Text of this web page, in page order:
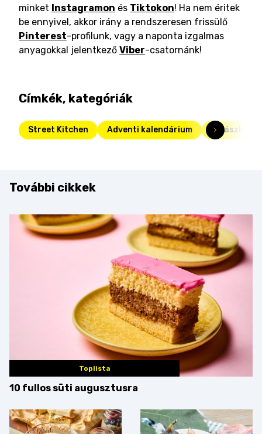
minket Instagramon és Tiktokon! Ha nem éritek
be ennyivel, akkor irány a rendszeresen frissülő
Pinterest-profilunk, vagy a naponta izgalmas
anyagokkal jelentkező Viber-csatornánk!
Címkék, kategóriák
Street Kitchen Adventi kalendárium halászlé
További cikkek
Toplista
10 fullos süti augusztusra